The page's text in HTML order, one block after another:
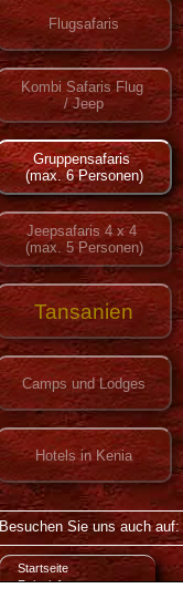
Besuchen Sie uns auch auf:
Startseite
Reiseinfos